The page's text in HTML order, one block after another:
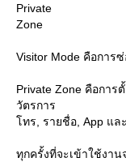
Private
Zone
Visitor Mode คือการ
Private Zone คือกา
วัตรการ
ทร, รายชื่อ, App แล
ทุกครั้งที่จะเข้าใช้งา